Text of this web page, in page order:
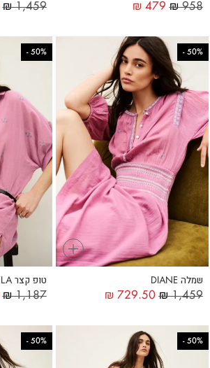
₪958
₪ 479
₪1,459
+
50%
-
שמלה DIANE
₪1,459
₪ 729.50
50%
-
טופ קצר DAELA
₪1,187
50%
-
50%
-